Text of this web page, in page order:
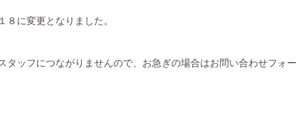
８に変更となりました。
タッフにつながりませんので、お急ぎの場合はお問い合わせフォ